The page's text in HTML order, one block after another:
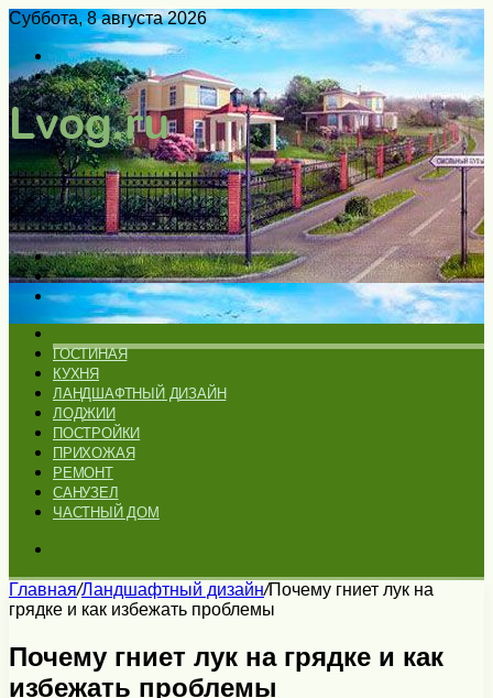
Суббота, 8 августа 2026
Войти
Switch
skin
Меню
Искать
Switch
skin
ГОСТИНАЯ
КУХНЯ
ЛАНДШАФТНЫЙ ДИЗАЙН
ЛОДЖИИ
ПОСТРОЙКИ
ПРИХОЖАЯ
РЕМОНТ
САНУЗЕЛ
ЧАСТНЫЙ ДОМ
Главная/Ландшафтный дизайн/Почему гниет лук на
грядке и как избежать проблемы
Почему гниет лук на грядке и как
избежать проблемы